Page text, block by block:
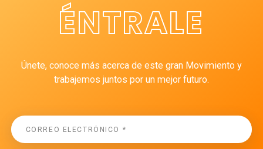
ÉNTRALE
Únete, conoce más acerca de este gran Movimiento y
trabajemos juntos por un mejor futuro.